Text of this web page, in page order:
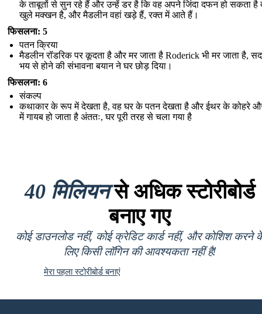
के ताबूतों से सुन रहे हैं और उन्हें डर है कि वह अपने जिंदा दफन हो सकता है
खुले मक्खन है, और मैडलीन वहां खड़े हैं, रक्त में आते हैं।
फिसलना: 5
पतन क्रिया
मैडलीन रॉडरिक पर कूदता है और मर जाता है Roderick भी मर जाता है,
भय से होने की संभावना बयान ने घर छोड़ दिया।
फिसलना: 6
संकल्प
कथाकार के रूप में देखता है, वह घर के पतन देखता है और ईथर के कोहरे और
में गायब हो जाता है अंततः, घर पूरी तरह से चला गया है
40 मिलियनसे अधिक स्टोरीबोर्ड
बनाए गए
कोई डाउनलोड नहीं, कोई क्रेडिट कार्ड नहीं, और कोशिश करने
लिए किसी लॉगिन की आवश्यकता नहीं है!
मेरा पहला स्टोरीबोर्ड बनाएं